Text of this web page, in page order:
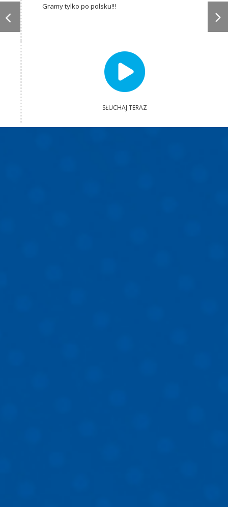
Gramy tylko po polsku!!!
SŁUCHAJ TERAZ